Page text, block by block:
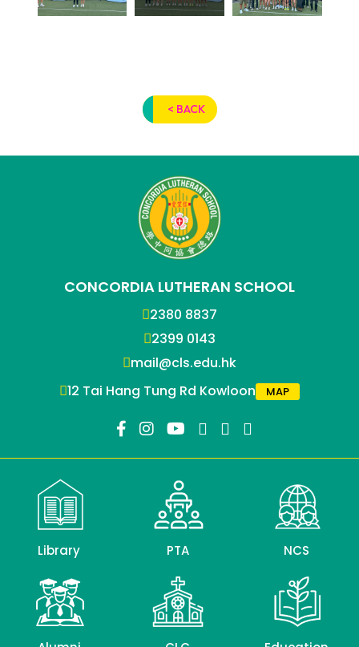
< BACK
CONCORDIA LUTHERAN SCHOOL
2380 8837
2399 0143
mail@cls.edu.hk
12 Tai Hang Tung Rd Kowloon
MAP
Library PTA NCS